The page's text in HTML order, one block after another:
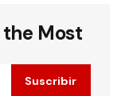
Most
Suscribir